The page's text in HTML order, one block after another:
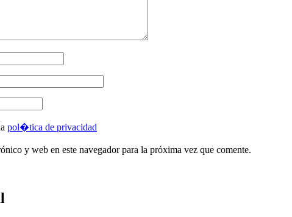
pol�tica de privacidad
y web en este navegador para la próxima vez que comente.